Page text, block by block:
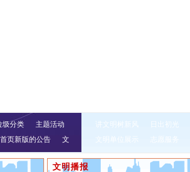
圾分类
主题活动
页新版的公告
文
明行动
讲文明树新风 日出初光
文明单位展示
志愿服务
文明播报